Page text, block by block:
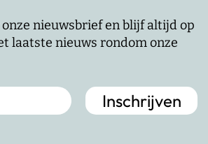
nieuwsbrief en blijf altijd op
laatste nieuws rondom onze